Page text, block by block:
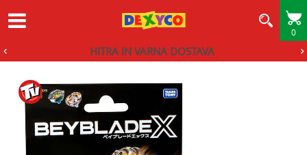
0
HITRA IN VARNA DOSTAVA